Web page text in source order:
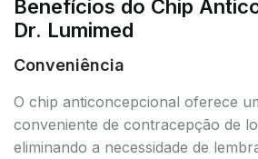
Benefícios do Chip
Dr. Lumimed
Conveniência
O chip anticoncepcional oferece
conveniente de contracepção de
eliminando a necessidade de